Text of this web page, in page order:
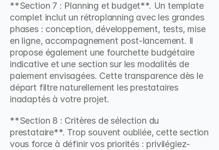
**Section 7 : Planning et budget**. Un template
complet inclut un rétroplanning avec les grandes
phases : conception, développement, tests, mise
en ligne, accompagnement post-lancement. Il
propose également une fourchette budgétaire
indicative et une section sur les modalités de
paiement envisagées. Cette transparence dès le
départ filtre naturellement les prestataires
inadaptés à votre projet.
**Section 8 : Critères de sélection du
prestataire**. Trop souvent oubliée, cette section
vous force à définir vos priorités : privilégiez-